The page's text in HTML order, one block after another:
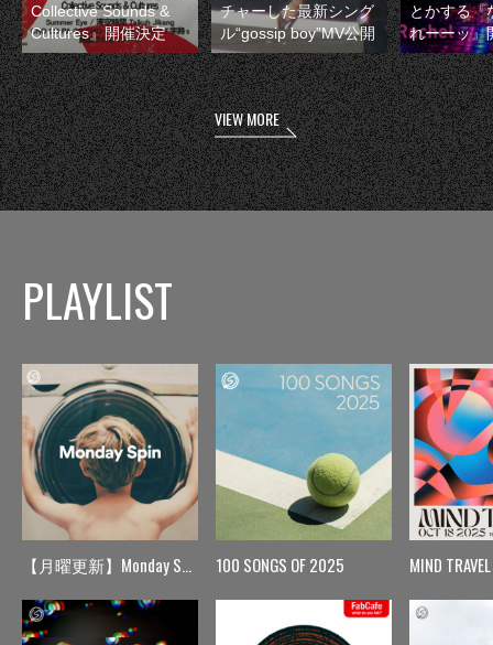
Collective Sounds &
Cultures』開催決定
チャーした最新シング
ル“gossip boy”MV公開
とかする『
れーーッ』
VIEW MORE
PLAYLIST
【月曜更新】Monday Spin 100 SONGS OF 2025 MIND TRAVEL